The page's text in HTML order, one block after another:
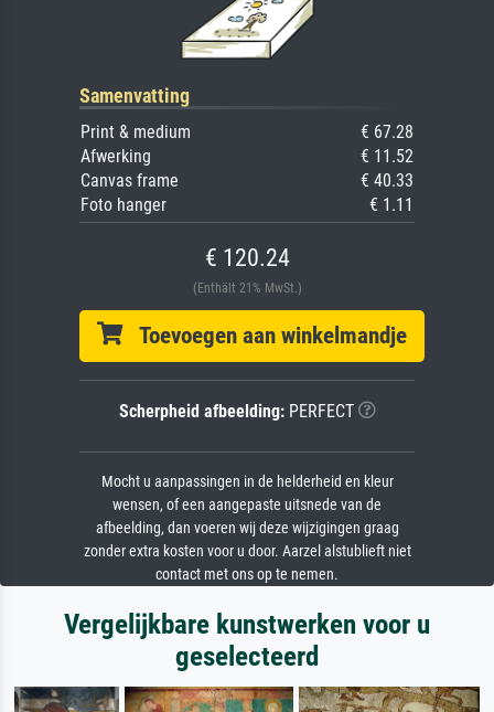
Samenvatting
Print & medium
€ 67.28
Afwerking
€ 11.52
Canvas frame
€ 40.33
Foto hanger
€ 1.11
€ 120.24
(Enthält 21% MwSt.)
Toevoegen aan winkelmandje
Scherpheid afbeelding:PERFECT
Mocht u aanpassingen in de helderheid en kleur
wensen, of een aangepaste uitsnede van de
afbeelding, dan voeren wij deze wijzigingen graag
zonder extra kosten voor u door. Aarzel alstublieft niet
contact met ons op te nemen.
Vergelijkbare kunstwerken voor u
geselecteerd